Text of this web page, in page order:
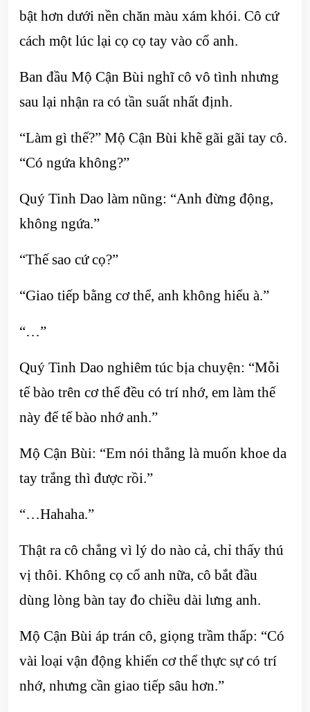
bật hơn dưới nền chăn màu xám khói. Cô cứ
cách một lúc lại cọ cọ tay vào cổ anh.
Ban đầu Mộ Cận Bùi nghĩ cô vô tình nhưng
sau lại nhận ra có tần suất nhất định.
“Làm gì thế?” Mộ Cận Bùi khẽ gãi gãi tay cô.
“Có ngứa không?”
Quý Tinh Dao làm nũng: “Anh đừng động,
không ngứa.”
“Thế sao cứ cọ?”
“Giao tiếp bằng cơ thể, anh không hiểu à.”
“…”
Quý Tinh Dao nghiêm túc bịa chuyện: “Mỗi
tế bào trên cơ thể đều có trí nhớ, em làm thế
này để tế bào nhớ anh.”
Mộ Cận Bùi: “Em nói thẳng là muốn khoe da
tay trắng thì được rồi.”
“…Hahaha.”
Thật ra cô chẳng vì lý do nào cả, chỉ thấy thú
vị thôi. Không cọ cổ anh nữa, cô bắt đầu
dùng lòng bàn tay đo chiều dài lưng anh.
Mộ Cận Bùi áp trán cô, giọng trầm thấp: “Có
vài loại vận động khiến cơ thể thực sự có trí
nhớ, nhưng cần giao tiếp sâu hơn.”